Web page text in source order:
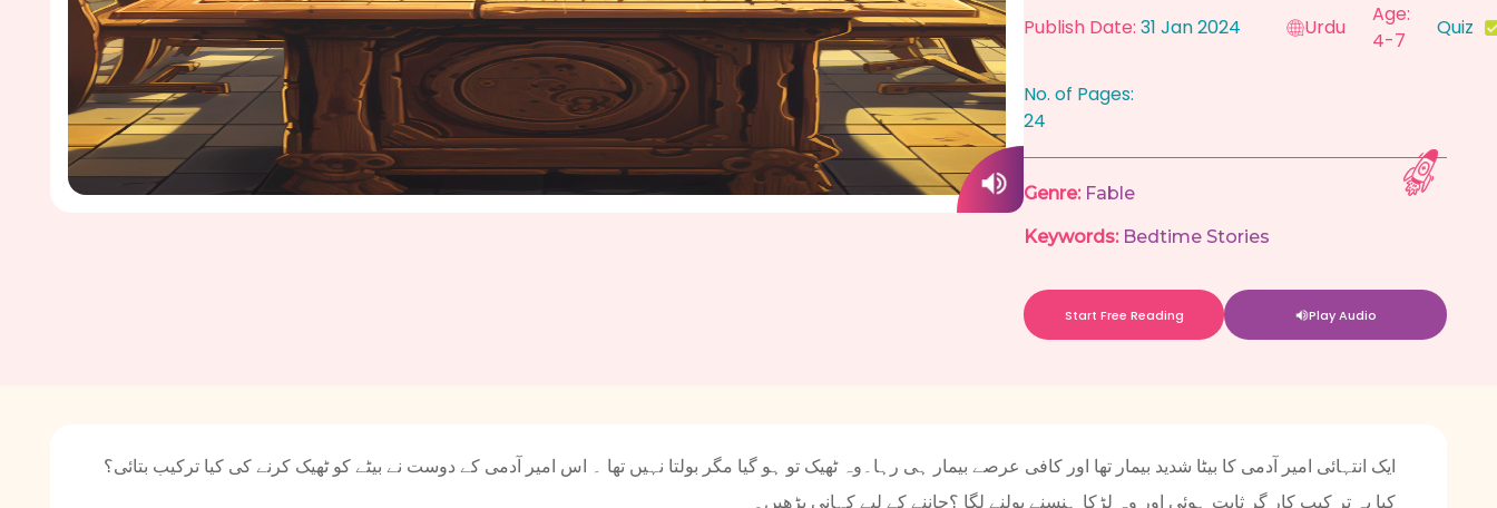
Publish Date: 31 Jan 2024 Urdu
Age:
4-7
Quiz
No. of Pages:
24
Genre: Fable
Keywords: Bedtime Stories
Start Free Reading Play Audio
ایک انتہائی امیر آدمی کا بیٹا شدید بیمار تھا اور کافی عرصے بیمار ہی رہا۔وہ ٹھیک تو ہو گیا مگر بولتا نہیں تھا ۔ اس امیر آدمی کے دوست نے بیٹے کو ٹھیک کرنے کی کیا ترکیب بتائی؟
کیا یہ تر کیب کار گر ثابت ہوئی اور وہ لڑکا ہنسنے بولنے لگا ؟جاننے کے لیے کہانی پڑھیں۔